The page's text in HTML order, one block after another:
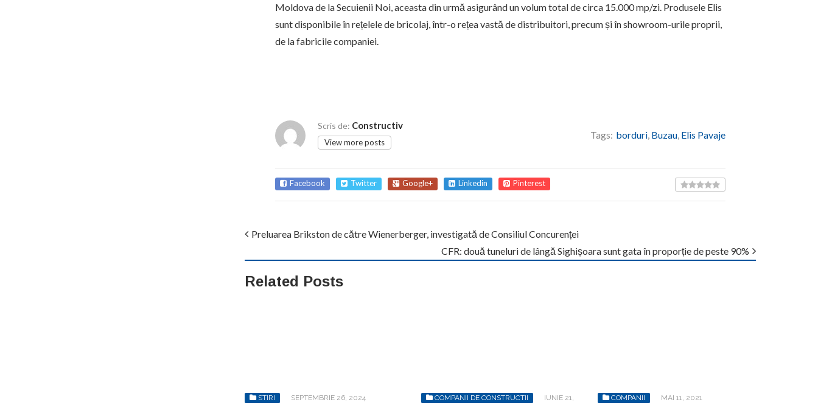
Moldova de la Secuienii Noi, aceasta din urmă asigurând un volum total de circa 15.000 mp/zi. Produsele Elis
sunt disponibile în rețelele de bricolaj, într-o rețea vastă de distribuitori, precum și în showroom-urile proprii,
de la fabricile companiei.
Scris de: Constructiv
View more posts
Tags: borduri Buzau Elis Pavaje
Facebook Twitter Google+ Linkedin Pinterest
Preluarea Brikston de către Wienerberger, investigată de Consiliul Concurenței
CFR: două tuneluri de lângă Sighișoara sunt gata în proporție de peste 90%
Related Posts
STIRI SEPTEMBRIE 26, 2024 COMPANII DE CONSTRUCTII
IUNIE 21,
COMPANII MAI 11, 2021